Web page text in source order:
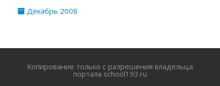
Декабрь 2008
Копирование только с разрешения владельца
портала school193.ru